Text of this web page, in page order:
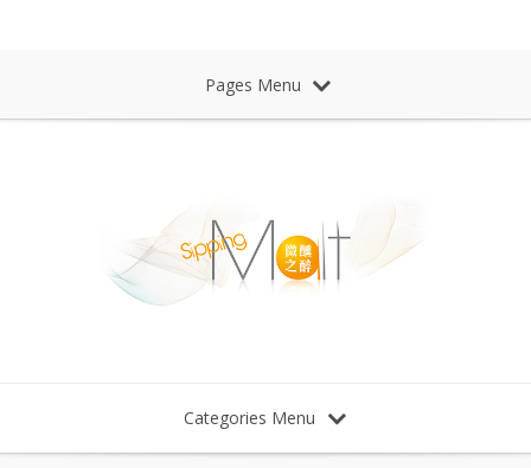
Pages Menu
Categories Menu